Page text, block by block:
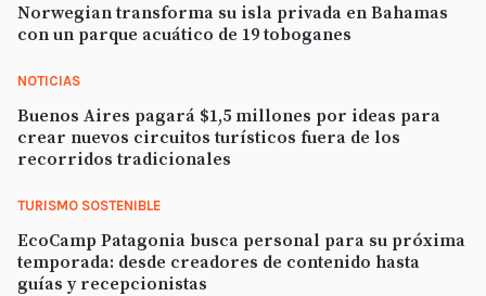
Norwegian transforma su isla privada en Bahamas
con un parque acuático de 19 toboganes
NOTICIAS
Buenos Aires pagará $1,5 millones por ideas para
crear nuevos circuitos turísticos fuera de los
recorridos tradicionales
TURISMO SOSTENIBLE
EcoCamp Patagonia busca personal para su próxima
temporada: desde creadores de contenido hasta
guías y recepcionistas